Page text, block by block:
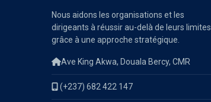
Nous aidons les organisations et les
dirigeants à réussir au-delà de leurs limites
grâce à une approche stratégique.
Ave King Akwa, Douala Bercy, CMR
(+237) 682 422 147